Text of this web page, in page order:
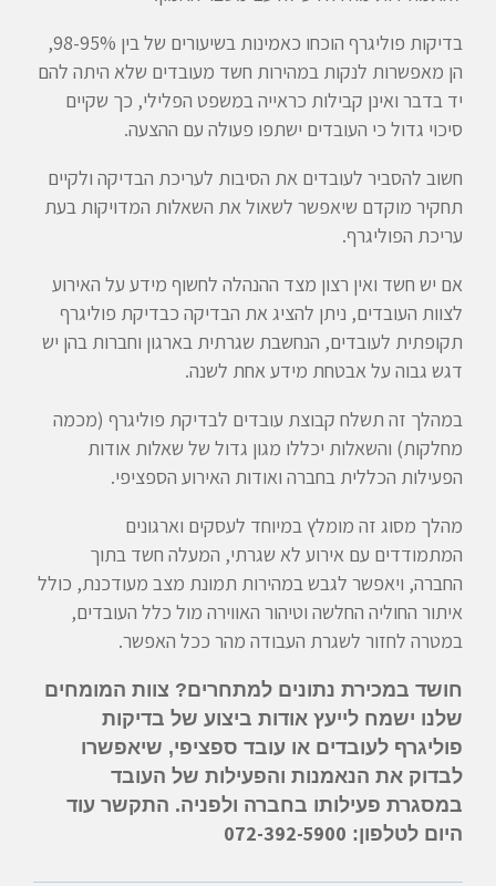
בדיקות פוליגרף הוכחו כאמינות בשיעורים של בין 98-95%,
הן מאפשרות לנקות במהירות חשד מעובדים שלא היתה להם
יד בדבר ואינן קבילות כראייה במשפט הפלילי, כך שקיים
סיכוי גדול כי העובדים ישתפו פעולה עם ההצעה.
חשוב להסביר לעובדים את הסיבות לעריכת הבדיקה ולקיים
תחקיר מוקדם שיאפשר לשאול את השאלות המדויקות בעת
עריכת הפוליגרף.
אם יש חשד ואין רצון מצד ההנהלה לחשוף מידע על האירוע
לצוות העובדים, ניתן להציג את הבדיקה כבדיקת פוליגרף
תקופתית לעובדים, הנחשבת שגרתית בארגון וחברות בהן יש
דגש גבוה על אבטחת מידע אחת לשנה.
במהלך זה תשלח קבוצת עובדים לבדיקת פוליגרף (מכמה
מחלקות) והשאלות יכללו מגון גדול של שאלות אודות
הפעילות הכללית בחברה ואודות האירוע הספציפי.
מהלך מסוג זה מומלץ במיוחד לעסקים וארגונים
המתמודדים עם אירוע לא שגרתי, המעלה חשד בתוך
החברה, ויאפשר לגבש במהירות תמונת מצב מעודכנת, כולל
איתור החוליה החלשה וטיהור האווירה מול כלל העובדים,
במטרה לחזור לשגרת העבודה מהר ככל האפשר.
חושד במכירת נתונים למתחרים? צוות המומחים
שלנו ישמח לייעץ אודות ביצוע של בדיקות
פוליגרף לעובדים או עובד ספציפי, שיאפשרו
לבדוק את הנאמנות והפעילות של העובד
במסגרת פעילותו בחברה ולפניה. התקשר עוד
היום לטלפון: 072-392-5900